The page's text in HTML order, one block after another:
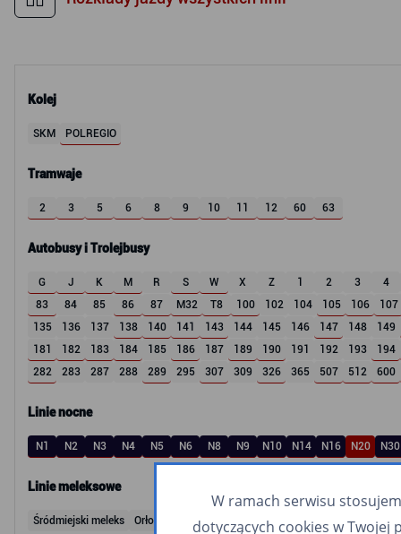
Kolej
SKM POLREGIO
Tramwaje
2 3 5 6 8 9 10 11 12 60 63
Autobusy i Trolejbusy
G J K M R S W X Z 1 2 3
4
83
84 85 86 87 M32 T8 100 102 104 105 106
107
135
136 137 138 140 141 143 144 145 146 147 148
149
181
182 183 184 185 186 187 189 190 191 192 193
194
282
283 287 288 289 295 307 309 326 365 507 512 600
Linie nocne
N1 N2 N3 N4 N5 N6 N8 N9 N10 N14 N16 N20 N30
Linie meleksowe
Śródmiejski meleks Orłowski meleks
W ramach serwisu
dotyczących cookies w Twojej